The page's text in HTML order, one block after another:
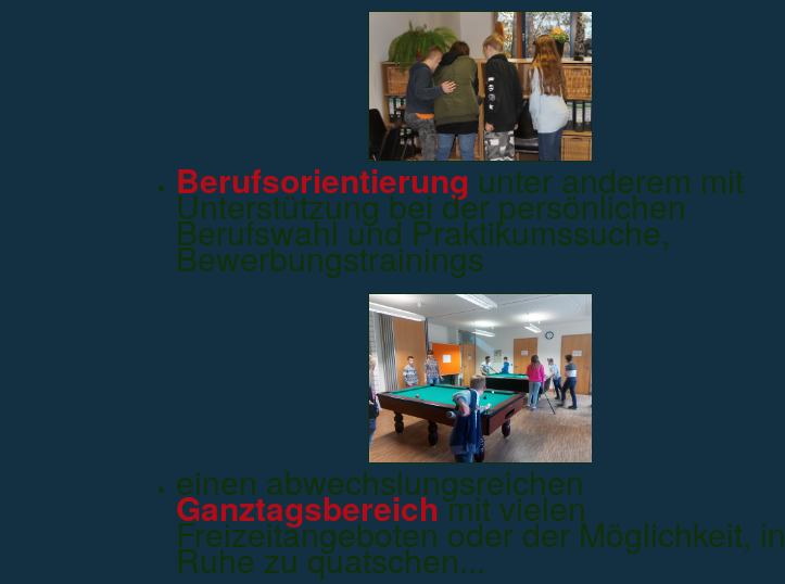
Berufsorientierung unter anderem mit
Unterstützung bei der persönlichen
Berufswahl und Praktikumssuche,
Bewerbungstrainings
einen abwechslungsreichen
Ganztagsbereichmit vielen
Freizeitangeboten oder der Möglichkeit, in
Ruhe zu quatschen...